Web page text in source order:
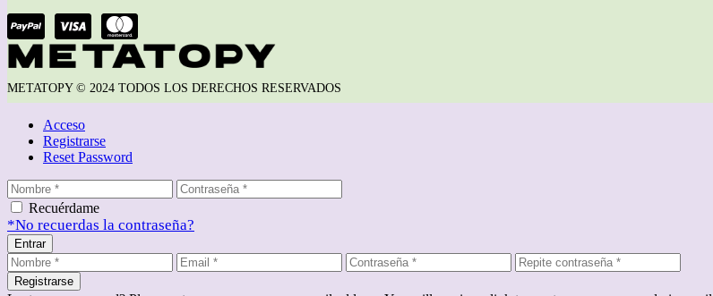
METATOPY © 2024 TODOS LOS DERECHOS RESERVADOS
Acceso
Registrarse
Reset Password
Recuérdame
*No recuerdas la contraseña?
Entrar
Registrarse